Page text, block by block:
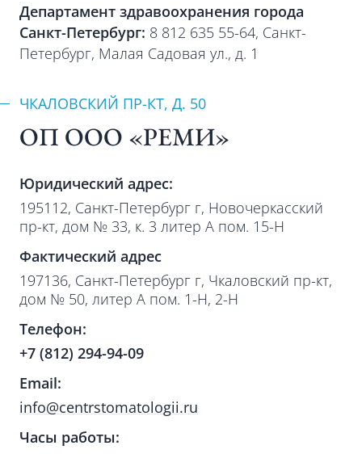
Департамент здравоохранения города
Санкт-Петербург: 8 812 635 55-64, Санкт-
Петербург, Малая Садовая ул., д. 1
ЧКАЛОВСКИЙ ПР-КТ, Д. 50
ОП ООО «РЕМИ»
Юридический адрес:
195112, Санкт-Петербург г, Новочеркасский
пр-кт, дом № 33, к. 3 литер А пом. 15-Н
Фактический адрес
197136, Санкт-Петербург г, Чкаловский пр-кт,
дом № 50, литер А пом. 1-Н, 2-Н
Телефон:
+7 (812) 294-94-09
Email:
info@centrstomatologii.ru
Часы работы: